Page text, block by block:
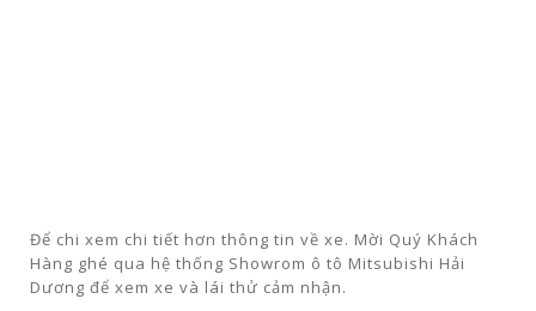
Để chi xem chi tiết hơn thông tin về xe. Mời Quý Khách
Hàng ghé qua hệ thống Showrom ô tô Mitsubishi Hải
Dương để xem xe và lái thử cảm nhận.